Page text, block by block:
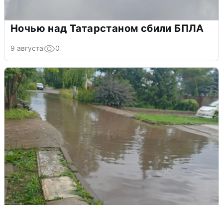
Ночью над Татарстаном сбили БПЛА
9 августа 0